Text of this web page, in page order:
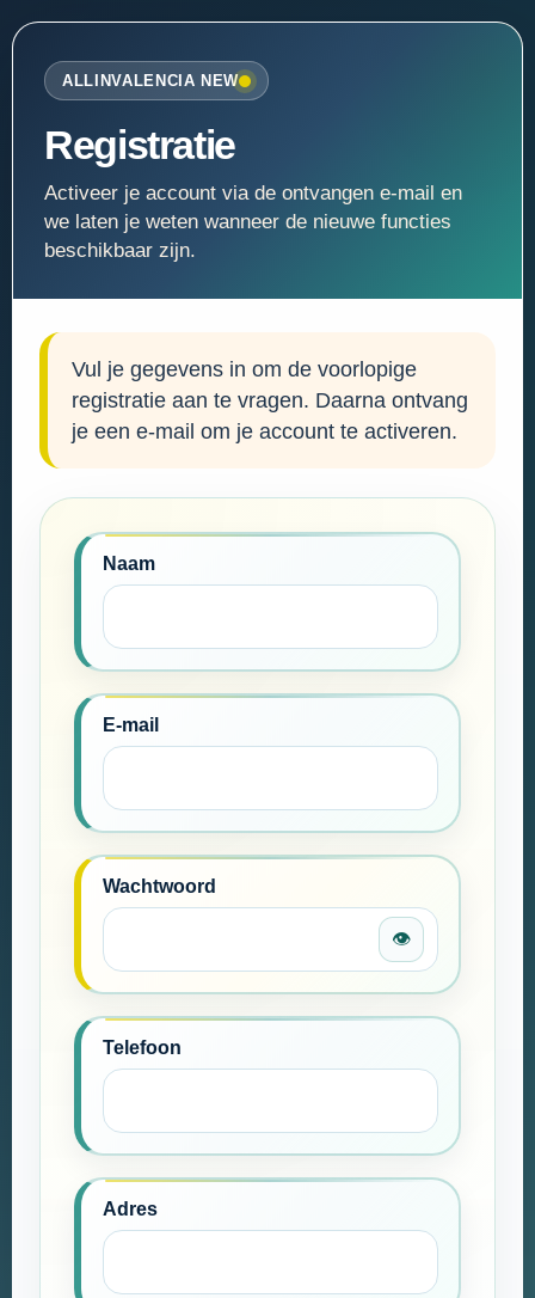
ALLINVALENCIA NEW
Registratie
Activeer je account via de ontvangen e-mail en
we laten je weten wanneer de nieuwe functies
beschikbaar zijn.
Vul je gegevens in om de voorlopige
registratie aan te vragen. Daarna ontvang
je een e-mail om je account te activeren.
Naam
E-mail
Wachtwoord
👁
Telefoon
Adres